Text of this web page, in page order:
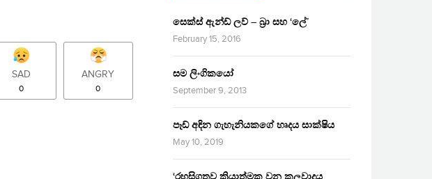
SAD
0
ANGRY
0
සෙක්ස් ඇන්ඩ් ලව් – බ්‍රා සහ ‘ලේ’
February 15, 2016
සම ලිංගිකයෝ
September 9, 2013
පෑඩ් අඳින ගැහැනියකගේ හෘදය සාක්ෂිය
May 10, 2019
‘රහසිගතව ක්‍රියාත්මක වන කුලවාදය